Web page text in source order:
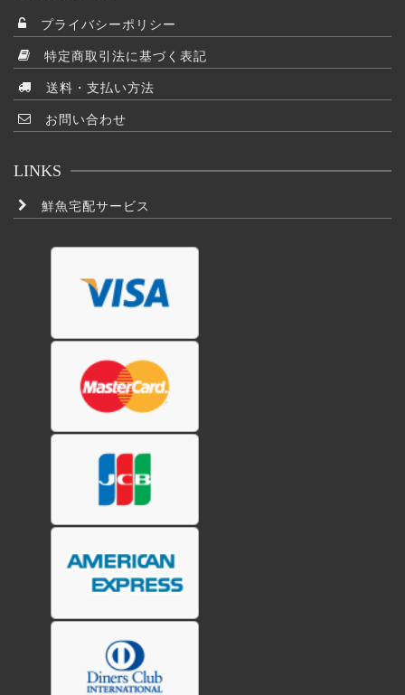
プライバシーポリシー
特定商取引法に基づく表記
送料・支払い方法
お問い合わせ
LINKS
鮮魚宅配サービス